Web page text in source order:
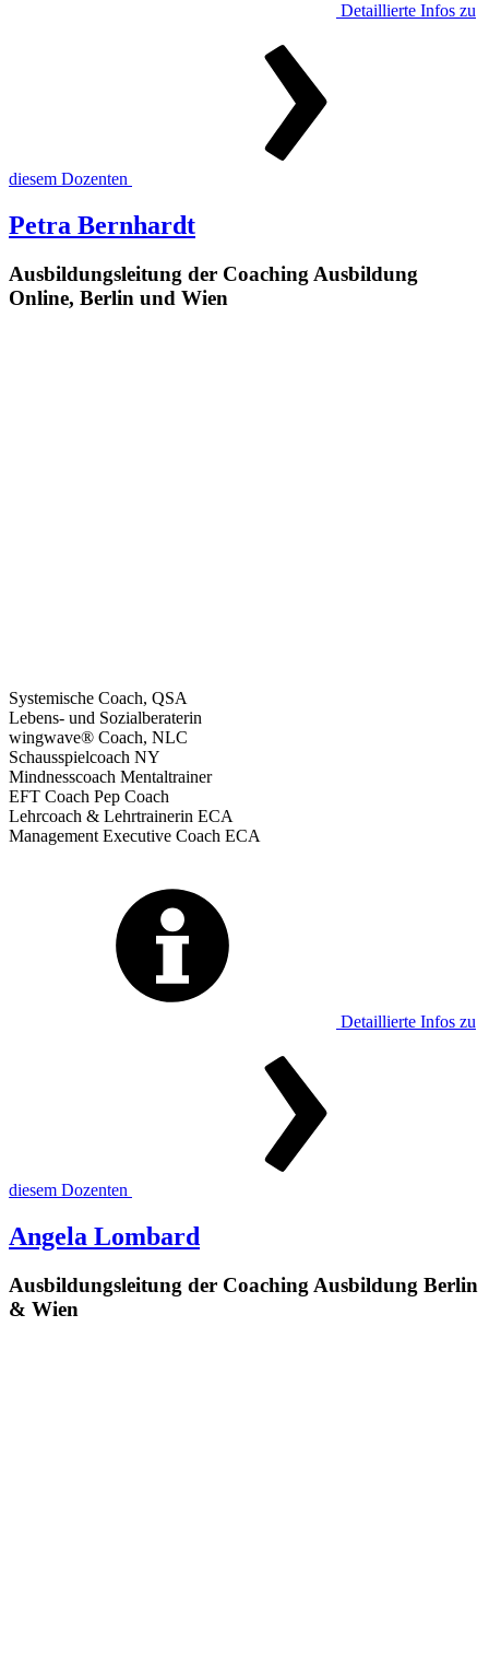
Detaillierte Infos zu
diesem Dozenten
Petra Bernhardt
Ausbildungsleitung der Coaching Ausbildung
Online, Berlin und Wien
Systemische Coach, QSA
Lebens- und Sozialberaterin
wingwave® Coach, NLC
Schausspielcoach NY
Mindnesscoach Mentaltrainer
EFT Coach Pep Coach
Lehrcoach & Lehrtrainerin ECA
Management Executive Coach ECA
Detaillierte Infos zu
diesem Dozenten
Angela Lombard
Ausbildungsleitung der Coaching Ausbildung Berlin
& Wien